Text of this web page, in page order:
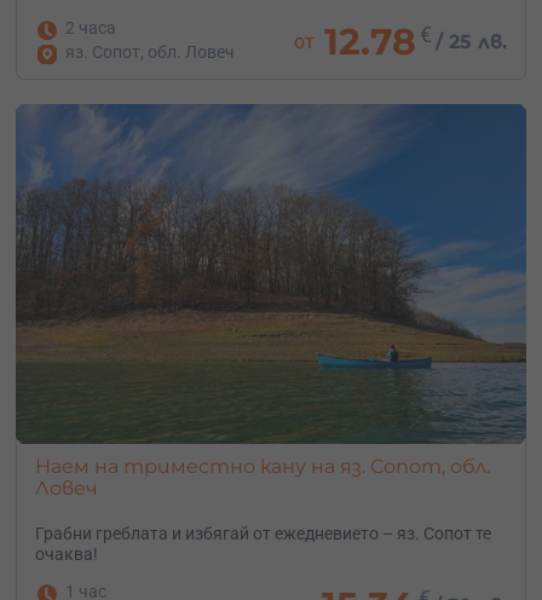
2 часа
яз. Сопот, обл. Ловеч
от 12.78 € /25 лв.
Наем на триместно кану на яз. Сопот, обл.
Ловеч
Грабни греблата и избягай от ежедневието – яз. Сопот те
очаква!
1 час